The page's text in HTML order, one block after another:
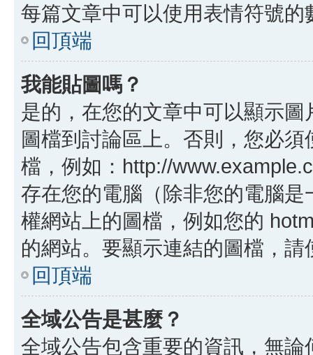
每篇文章中可以使用表情符號的
回頂端
我能貼圖嗎？
是的，在您的文章中可以顯示
圖檔到討論區上。否則，您必
檔，例如：http://
存在您的電腦（除非您的電腦
權網站上的圖檔，例如您的
的網站。要顯示連結的圖檔，
回頂端
全域公告是甚麼？
全域公告包含重要的資訊，無